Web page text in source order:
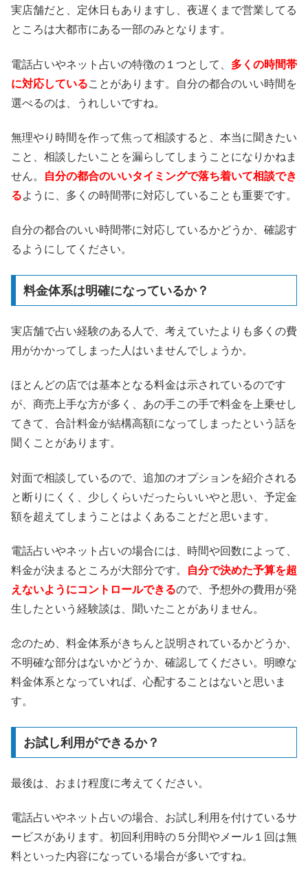
実店舗だと、定休日もありますし、夜遅くまで営業してる
ところは大都市にある一部のみとなります。
電話占いやネット占いの特徴の１つとして、 多くの時間帯
に対応していることがあります。自分の都合のいい時間を
選べるのは、うれしいですね。
無理やり時間を作って焦って相談すると、本当に聞きたい
こと、相談したいことを漏らしてしまうことになりかねま
せん。
自分の都合のいいタイミングで落ち着いて相談でき
るように、多くの時間帯に対応していることも重要です。
自分の都合のいい時間帯に対応しているかどうか、確認す
るようにしてください。
料金体系は明確になっているか？
実店舗で占い経験のある人で、考えていたよりも多くの費
用がかかってしまった人はいませんでしょうか。
ほとんどの店では基本となる料金は示されているのです
が、商売上手な方が多く、あの手この手で料金を上乗せし
てきて、合計料金が結構高額になってしまったという話を
聞くことがあります。
対面で相談しているので、追加のオプションを紹介される
と断りにくく、少しくらいだったらいいやと思い、予定金
額を超えてしまうことはよくあることだと思います。
電話占いやネット占いの場合には、時間や回数によって、
料金が決まるところが大部分です。
自分で決めた予算を超
えないようにコントロールできるので、予想外の費用が発
生したという経験談は、聞いたことがありません。
念のため、料金体系がきちんと説明されているかどうか、
不明確な部分はないかどうか、確認してください。明瞭な
料金体系となっていれば、心配することはないと思いま
す。
お試し利用ができるか？
最後は、おまけ程度に考えてください。
電話占いやネット占いの場合、お試し利用を付けているサ
ービスがあります。初回利用時の５分間やメール１回は無
料といった内容になっている場合が多いですね。